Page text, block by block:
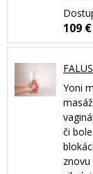
109 €
Yoni
či